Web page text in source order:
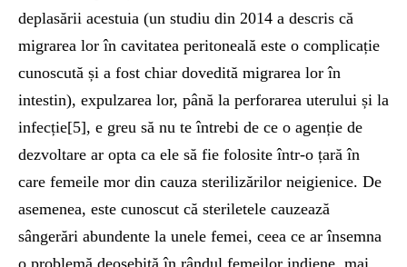
deplasării acestuia (un studiu din 2014 a descris că
migrarea lor în cavitatea peritoneală este o complicație
cunoscută și a fost chiar dovedită migrarea lor în
intestin), expulzarea lor, până la perforarea uterului și la
infecție[5], e greu să nu te întrebi de ce o agenție de
dezvoltare ar opta ca ele să fie folosite într-o țară în
care femeile mor din cauza sterilizărilor neigienice. De
asemenea, este cunoscut că steriletele cauzează
sângerări abundente la unele femei, ceea ce ar însemna